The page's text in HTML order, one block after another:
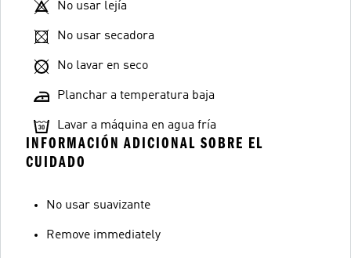
No usar lejía
No usar secadora
No lavar en seco
Planchar a temperatura baja
Lavar a máquina en agua fría
INFORMACIÓN ADICIONAL SOBRE EL
CUIDADO
No usar suavizante
Remove immediately